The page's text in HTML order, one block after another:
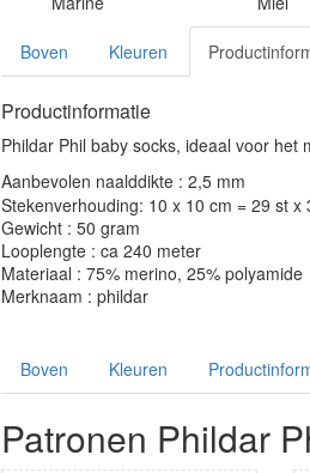
Boven Kleuren
Productinformatie
Phildar Phil baby socks, ideaal voor
Aanbevolen naalddikte : 2,5 mm
Stekenverhouding: 10 x 10 cm = 29 st x
Gewicht : 50 gram
Looplengte : ca 240 meter
Materiaal : 75% merino, 25% polyamide
Merknaam : phildar
Boven Kleuren
Patronen Phildar